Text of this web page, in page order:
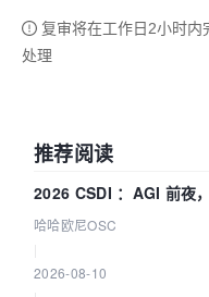
复审将在工作日2小时内
处理
推荐阅读
2026 CSDI ：AGI 前夜
耕企业
哈哈欧尼OSC
2026-08-10